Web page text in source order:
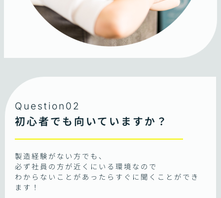
Question02
初心者でも向いていますか？
製造経験がない方でも、
必ず社員の方が近くにいる環境なので
わからないことがあったらすぐに聞くことができ
ます！